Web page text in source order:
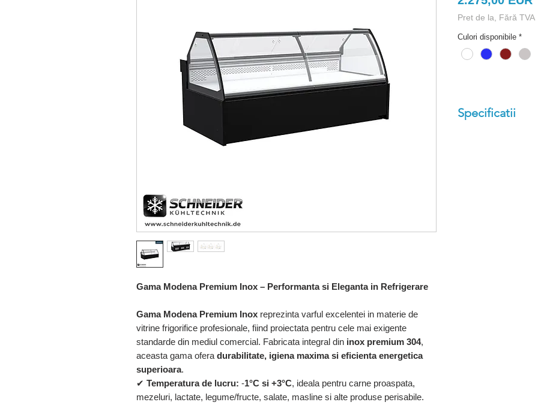
Gama Modena Premium Inox – Performanta si Eleganta in Refrigerare
Gama Modena Premium Inox reprezinta varful excelentei in materie de
vitrine frigorifice profesionale, fiind proiectata pentru cele mai exigente
standarde din mediul comercial. Fabricata integral din inox premium 304,
aceasta gama ofera durabilitate, igiena maxima si eficienta energetica
superioara.
✔ Temperatura de lucru: -1°C si +3°C, ideala pentru carne proaspata,
mezeluri, lactate, legume/fructe, salate, masline si alte produse perisabile.
Pret de la, Fără TVA
Culori disponibile *
Specificatii